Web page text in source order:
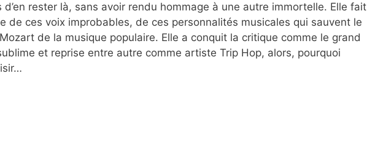
d’en rester là, sans avoir rendu hommage à une autre immortelle. Elle fait
de ces voix improbables, de ces personnalités musicales qui sauvent le
de la musique populaire. Elle a conquit la critique comme le grand
et reprise entre autre comme artiste Trip Hop, alors, pourquoi